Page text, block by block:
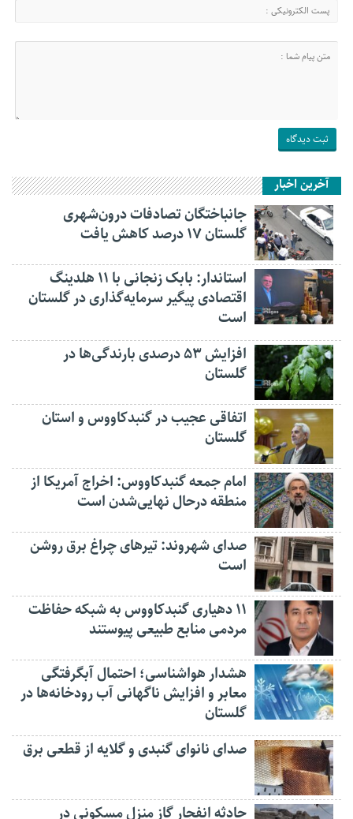
آخرین اخبار
جانباختگان تصادفات درون‌شهری
گلستان ۱۷ درصد کاهش یافت
استاندار: بابک زنجانی با ۱۱ هلدینگ
اقتصادی پیگیر سرمایه‌گذاری در گلستان
است
افزایش ۵۳ درصدی بارندگی‌ها در
گلستان
اتفاقی عجیب در‌ گنبدکاووس و استان
گلستان
امام جمعه گنبدکاووس: اخراج آمریکا از
منطقه درحال نهایی‌شدن است
صدای شهروند: تیرهای چراغ برق روشن
است
۱۱ دهیاری گنبدکاووس به شبکه حفاظت
مردمی منابع طبیعی پیوستند
هشدار هواشناسی؛ احتمال آبگرفتگی
معابر و افزایش ناگهانی آب رودخانه‌ها در
گلستان
صدای نانوای گنبدی و گلایه از قطعی برق
حادثه انفجار گاز منزل مسکونی در